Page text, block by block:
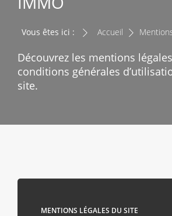
Vous êtes ici : Accueil
Découvrez les mentions
conditions générales
site.
MENTIONS LÉGALES DU SITE